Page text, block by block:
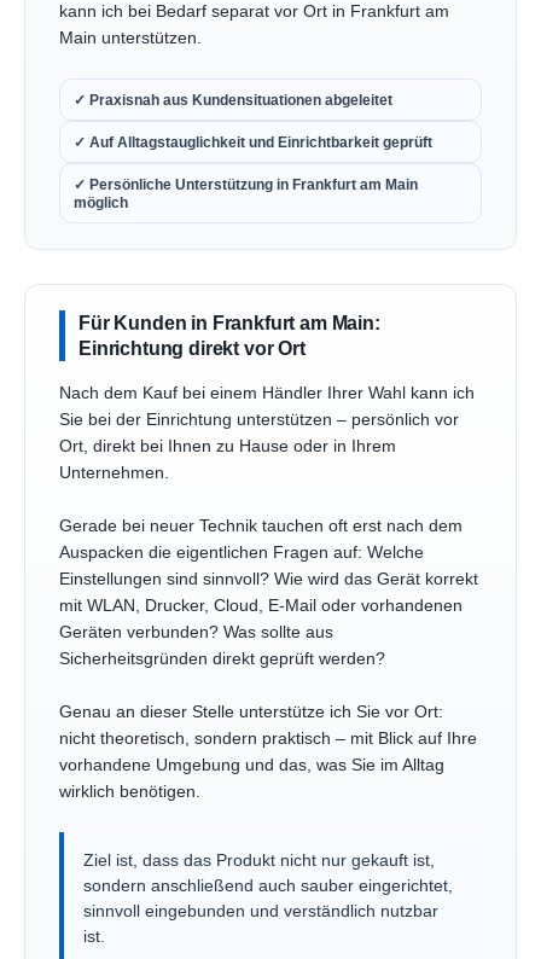
kann ich bei Bedarf separat vor Ort in Frankfurt am
Main unterstützen.
✓ Praxisnah aus Kundensituationen abgeleitet
✓ Auf Alltagstauglichkeit und Einrichtbarkeit geprüft
✓ Persönliche Unterstützung in Frankfurt am Main
möglich
Für Kunden in Frankfurt am Main:
Einrichtung direkt vor Ort
Nach dem Kauf bei einem Händler Ihrer Wahl kann ich
Sie bei der Einrichtung unterstützen – persönlich vor
Ort, direkt bei Ihnen zu Hause oder in Ihrem
Unternehmen.
Gerade bei neuer Technik tauchen oft erst nach dem
Auspacken die eigentlichen Fragen auf: Welche
Einstellungen sind sinnvoll? Wie wird das Gerät korrekt
mit WLAN, Drucker, Cloud, E-Mail oder vorhandenen
Geräten verbunden? Was sollte aus
Sicherheitsgründen direkt geprüft werden?
Genau an dieser Stelle unterstütze ich Sie vor Ort:
nicht theoretisch, sondern praktisch – mit Blick auf Ihre
vorhandene Umgebung und das, was Sie im Alltag
wirklich benötigen.
Ziel ist, dass das Produkt nicht nur gekauft ist,
sondern anschließend auch sauber eingerichtet,
sinnvoll eingebunden und verständlich nutzbar
ist.